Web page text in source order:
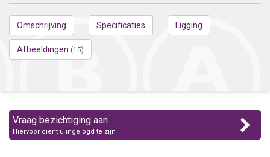
Omschrijving Specificaties Ligging
Afbeeldingen (15)
Vraag bezichtiging aan
Hiervoor dient u ingelogd te zijn